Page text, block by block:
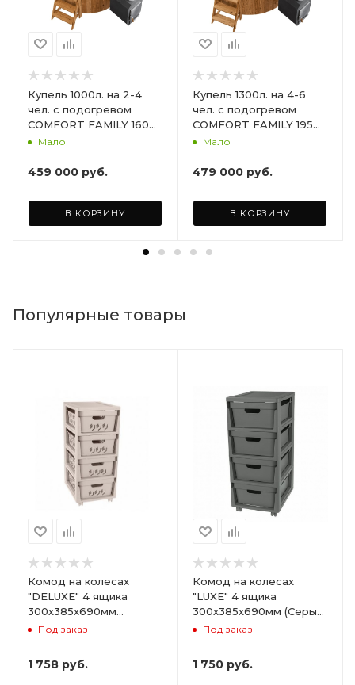
Купель 1000л. на 2-4
чел. с подогревом
COMFORT FAMILY 160
HOT 50кВт., Доп.
Хромотерапия +
термокрышка.
Мало
459 000 руб.
В КОРЗИНУ
Купель 1300л. на 4-6
чел. с подогревом
COMFORT FAMILY 195
HOT 50кВт., Доп.
Хромотерапия +
термокрышка.
Мало
479 000 руб.
В КОРЗИНУ
Популярные товары
Комод на колесах
"DELUXE" 4 ящика
300х385х690мм
(Светло-бежевый)
Под заказ
1 758 руб.
Комод на колесах
"LUXE" 4 ящика
300х385х690мм (Серый)
ARD258086
Под заказ
1 750 руб.